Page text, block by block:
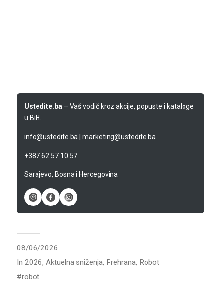
Ustedite.ba– Vaš vodič kroz akcije, popuste i kataloge
u BiH.
info@ustedite.ba marketing@ustedite.ba
+387 62 57 10 57
Sarajevo, Bosna i Hercegovina
08/06/2026
In 2026, Aktuelna sniženja, Prehrana, Robot
robot